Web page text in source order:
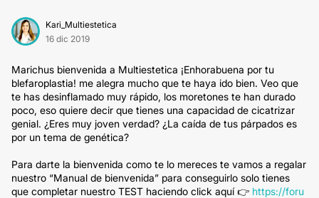
Kari_Multiestetica
16 dic 2019
Marichus bienvenida a Multiestetica ¡Enhorabuena por tu
blefaroplastia! me alegra mucho que te haya ido bien. Veo que
te has desinflamado muy rápido, los moretones te han durado
poco, eso quiere decir que tienes una capacidad de cicatrizar
genial. ¿Eres muy joven verdad? ¿La caída de tus párpados es
por un tema de genética?
Para darte la bienvenida como te lo mereces te vamos a regalar
nuestro “Manual de bienvenida” para conseguirlo solo tienes
que completar nuestro TEST haciendo click aquí 👉 https://foru